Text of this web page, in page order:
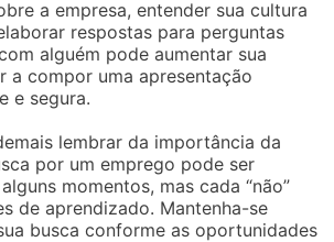
a empresa, entender sua cultura
respostas para perguntas
alguém pode aumentar sua
a compor uma apresentação
e segura.
lembrar da importância da
por um emprego pode ser
momentos, mas cada “não”
de aprendizado. Mantenha-se
busca conforme as oportunidades